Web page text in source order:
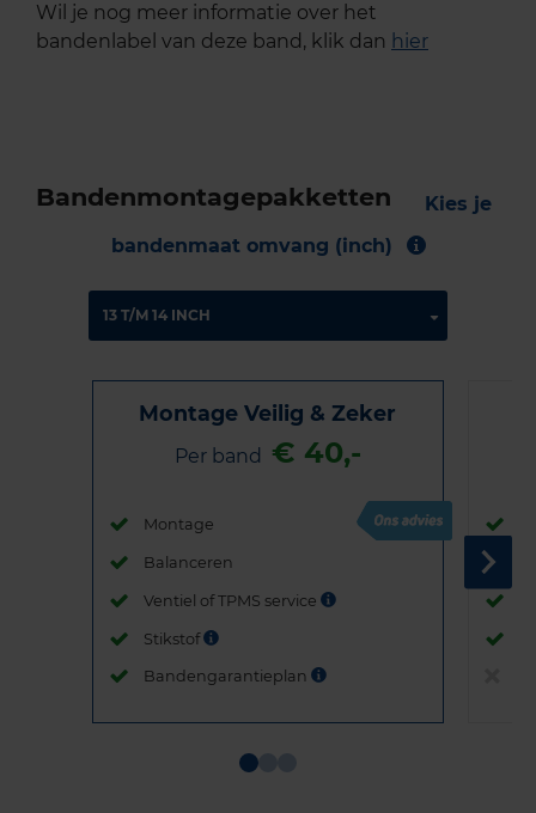
Wil je nog meer informatie over het
bandenlabel van deze band, klik dan hier
Bandenmontagepakketten
Kies je
bandenmaat omvang (inch)
Montage Veilig & Zeker
Per band € 40,-
Montage
Balanceren
Ventiel of TPMS service
Stikstof
Bandengarantieplan